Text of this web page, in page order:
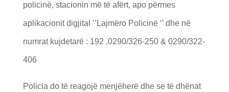
policinë, stacionin më të afërt, apo përmes
aplikacionit digjital ‘’Lajmëro Policinë ‘’ dhe në
numrat kujdetarë : 192 ,0290/326-250 & 0290/322-
406
Policia do të reagojë menjëherë dhe se të dhënat